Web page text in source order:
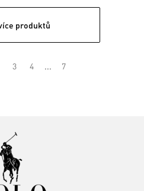
produktů
3 4 ... 7